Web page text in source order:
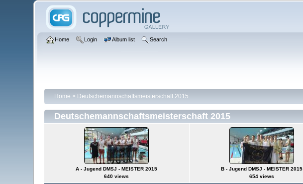
Home Login Album list Search
Home > Deutschemannschaftsmeisterschaft 2015
Deutschemannschaftsmeisterschaft 2015
A - Jugend DMSJ - MEISTER 2015
640 views
B - Jugend DMSJ - MEISTER 2015
654 views